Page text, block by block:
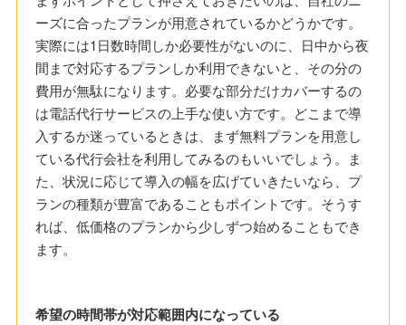
ーズに合ったプランが用意されているかどうかです。
実際には1日数時間しか必要性がないのに、日中から夜
間まで対応するプランしか利用できないと、その分の
費用が無駄になります。必要な部分だけカバーするの
は電話代行サービスの上手な使い方です。どこまで導
入するか迷っているときは、まず無料プランを用意し
ている代行会社を利用してみるのもいいでしょう。ま
た、状況に応じて導入の幅を広げていきたいなら、プ
ランの種類が豊富であることもポイントです。そうす
れば、低価格のプランから少しずつ始めることもでき
ます。
希望の時間帯が対応範囲内になっている